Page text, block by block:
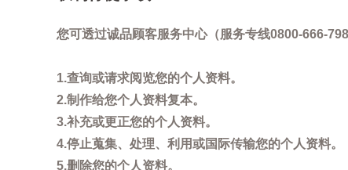
您可透过诚品顾客服务中心（服务专线0800-666-
1.查询或请求阅览您的个人资料。
2.制作给您个人资料复本。
3.补充或更正您的个人资料。
4.停止蒐集、处理、利用或国际传输您的个人资料。
5.删除您的个人资料。